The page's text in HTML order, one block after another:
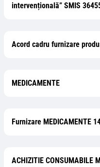
intervențională” SMIS
Acord cadru furnizare
MEDICAMENTE
Furnizare MEDICAMENTE
ACHIZITIE CONSUMABILE